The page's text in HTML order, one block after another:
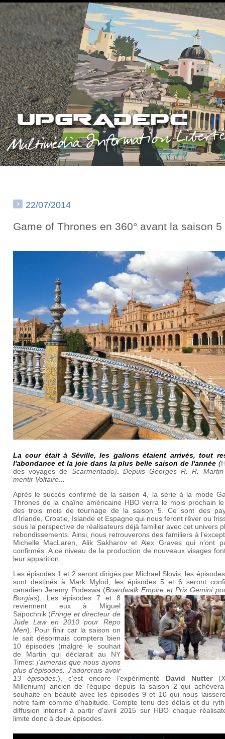
22/07/2014
Game of Thrones en 360° avant la saison 5
Lacour était à Séville,les galions étaient arrivés,tout
l'abondance et la joie danslaplus belle saison de l'année(
des voyages de Scarmentado). Depuis Georges R. R.
mentir Voltaire...
Après le succès confirmé de la saison 4, la série à la mode
Thrones de la chaîne américaine HBO verra le mois prochain
des trois mois de tournage de la saison 5. Ce sont des
d'Irlande, Croatie, Islande et Espagne qui nous feront rêver ou
sous la perspective de réalisateurs déjà familier avec cet univers
rebondissements. Ainsi, nous retrouverons des familiers à
Michelle MacLaren, Alik Sakharov et Alex Graves qui n'ont
confirmés. A ce niveau de la production de nouveaux visages
leur apparition.
Les épisodes 1 et 2 seront dirigés par Michael Slovis, les
sont destinés à Mark Mylod, les épisodes 5 et 6 seront
canadien Jeremy Podeswa (Boardwalk Empire et Prix Gemini
Borgias). Les épisodes 7 et 8
reviennent eux à Miguel
Sapochnik (Fringe et directeur de
Jude Law en 2010 pour Repo
Men). Pour finir car la saison on
le sait désormais comptera bien
10 épisodes (malgré le souhait
de Martin qui déclarait au NY
Times: j'aimerais que nous ayons
plus d'épisodes. J'adorerais avoir
13 épisodes. ), c'est encore l'expérimenté David Nutter
Millenium) ancien de l'équipe depuis la saison 2 qui
souhaite en beauté avec les épisodes 9 et 10 qui nous
notre faim comme d'habitude. Compte tenu des délais et du
diffusion intensif à partir d'avril 2015 sur HBO chaque
limite donc à deux épisodes.